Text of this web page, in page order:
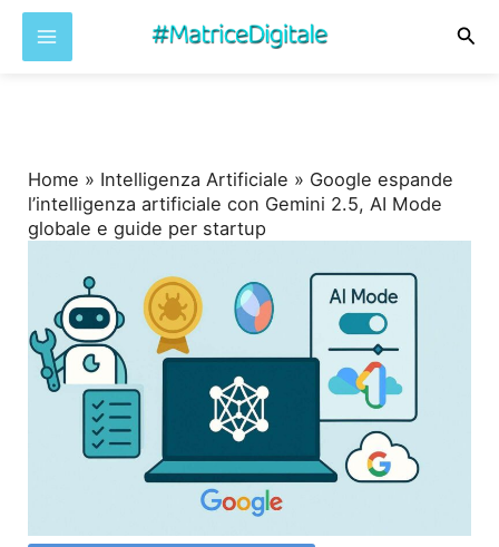
Home » Intelligenza Artificiale » Google espande
l’intelligenza artificiale con Gemini 2.5, AI Mode
globale e guide per startup